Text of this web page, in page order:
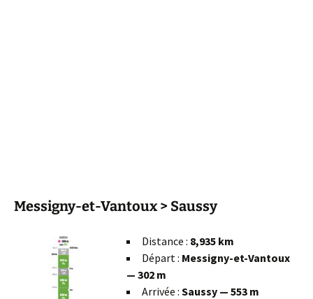
Messigny-et-Vantoux > Saussy
Distance : 8,935 km
Départ : Messigny-et-Vantoux
— 302 m
Arrivée : Saussy — 553 m